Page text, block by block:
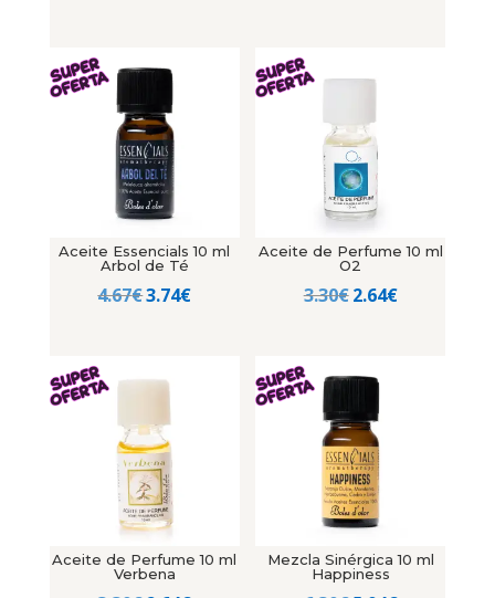
era:
4.67€.
Aceite Essencials 10 ml
Arbol de Té
4.67€El
era:
3.74€El
Aceite de Perfume 10 ml
O2
3.30€El
era:
3.30€.
2.64€El
Aceite de Perfume 10 ml
Verbena
Mezcla Sinérgica 10 ml
Happiness